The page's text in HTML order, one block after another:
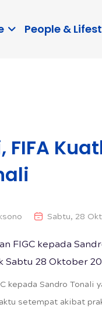
People &
FIFA
Sabtu, 28
kepada Sandro
setempat akibat